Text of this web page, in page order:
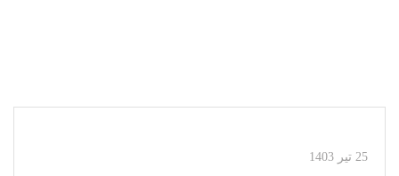
مقالات وال مش
25 تیر 1403